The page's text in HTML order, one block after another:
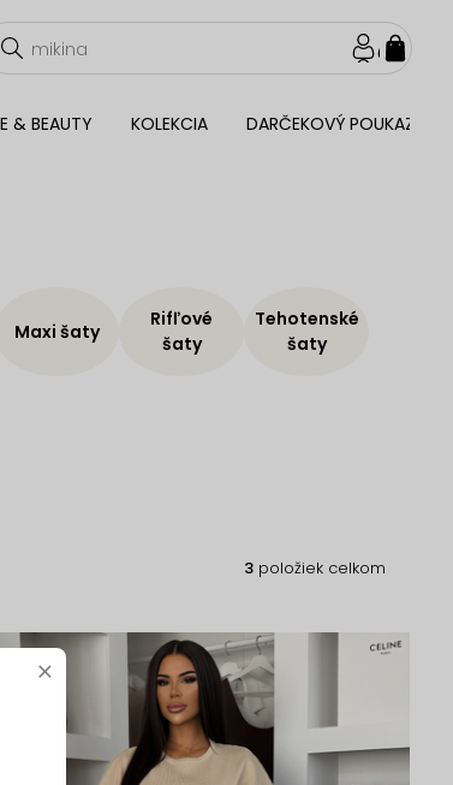
& BEAUTY KOLEKCIA DARČEKOVÝ POUKAZ
Maxi šaty
Rifľové
šaty
Tehotenské
šaty
3 položiek celkom
×